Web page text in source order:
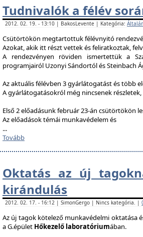
Tudnivalók a félév
2012. 02. 19. - 13:10 | BakosLevente | Kategória:
Csütörtökön megtartottuk félévnyitó
Azokat, akik itt részt vettek és feliratkoztak,
A rendezvényen röviden ismertettük a
programjairól Uzonyi Sándortól és Steinbach
Az aktuális félévben 3 gyárlátogatást és több
A gyárlátogatásokról még nincsenek
Első 2 előadásunk február 23-án csütörtökön
Az előadások témái munkavédelem és
...
Tovább
Oktatás az új
kirándulás
2012. 02. 17. - 16:12 | SimonGergo | Nincs kategória. |
Az új tagok kötelező munkavédelmi oktatása
a G.épület Hőkezelő laboratóriumában.